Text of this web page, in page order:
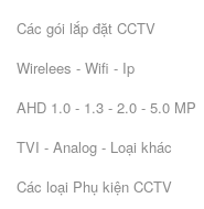
Các gói lắp đặt CCTV
Wirelees - Wifi - Ip
AHD 1.0 - 1.3 - 2.0 - 5.0 MP
TVI - Analog - Loại khác
Các loại Phụ kiện CCTV